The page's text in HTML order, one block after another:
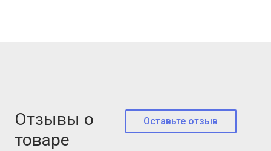
Отзывы о
товаре
Оставьте отзыв